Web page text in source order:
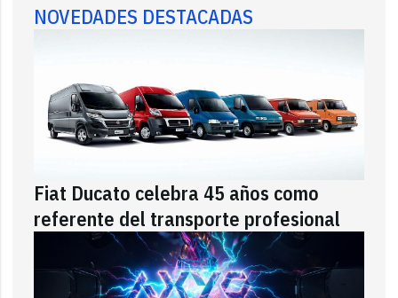
NOVEDADES DESTACADAS
Fiat Ducato celebra 45 años como
referente del transporte profesional